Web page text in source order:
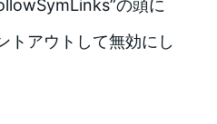
の頭に
トアウトして無効にし